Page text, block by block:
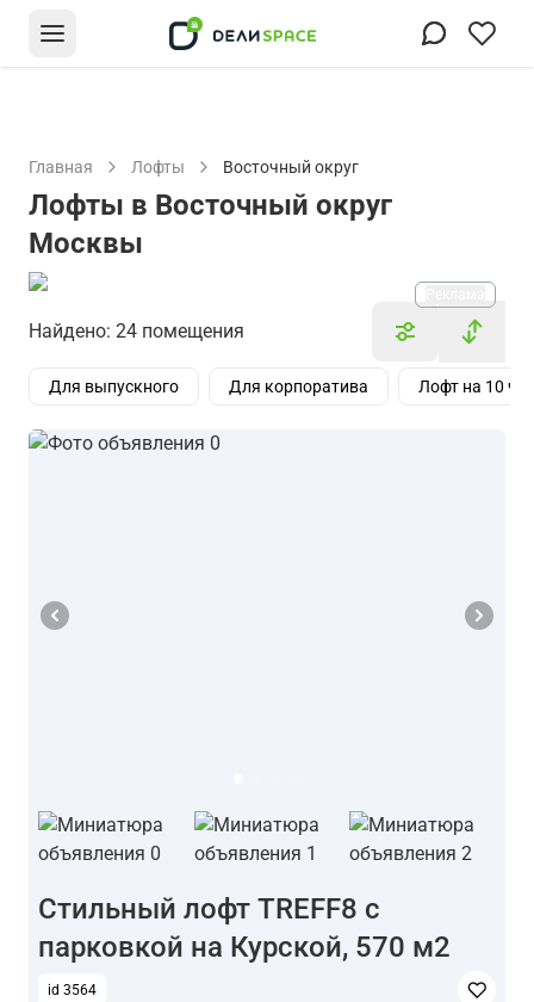
Главная Лофты Восточный округ
Лофты в Восточный округ
Москвы
Найдено: 24 помещения
Для выпускного Для корпоратива Лофт на 10
Стильный лофт TREFF8 с
парковкой на Курской, 570 м2
id 3564